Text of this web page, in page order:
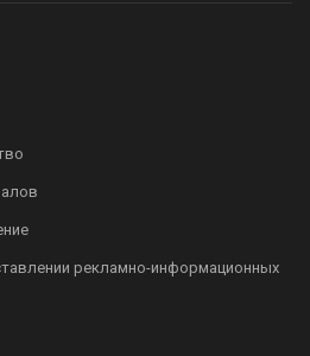
рекламно-информационных